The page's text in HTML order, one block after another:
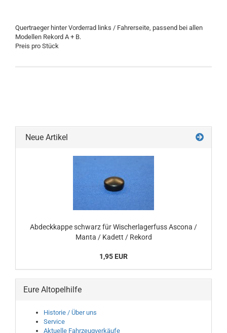
Quertraeger hinter Vorderrad links / Fahrerseite, passend bei allen
Modellen Rekord A + B.
Preis pro Stück
Neue Artikel
Abdeckkappe schwarz für Wischerlagerfuss Ascona /
Manta / Kadett / Rekord
1,95 EUR
Eure Altopelhilfe
Historie / Über uns
Service
Aktuelle Fahrzeugverkäufe